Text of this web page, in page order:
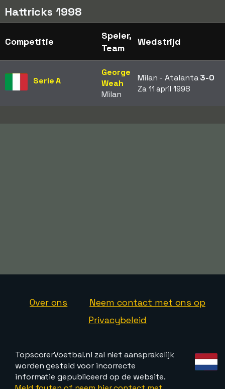
Hattricks 1998
Competitie
Speler,
Team
Wedstrijd
Serie A
George
Weah
Milan
Milan - Atalanta3-0
Za 11 april 1998
Over ons
Neem contact met ons op
Privacybeleid
TopscorerVoetbal.nl zal niet aansprakelijk
worden gesteld voor incorrecte
informatie gepubliceerd op de website.